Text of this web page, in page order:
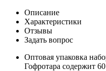
Описание
Характеристики
Отзывы
Задать вопрос
Оптовая упаковка
Гофротара содержит